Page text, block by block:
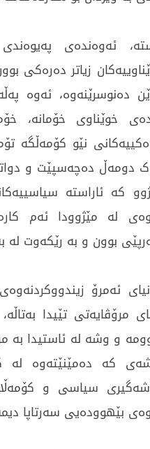
ئەوەندەی
زیاتر دەرەکی
دەنوسرێنەوە، ئەوە
خوێناوی خۆمانە،
نێو کۆمەڵگە
دومەڵ دەچەسپێت و
کە ئاراستە
لە مێژوودا ئەم
بوون و بە رێکەوت لە
ئەمرۆ
مرۆڤایەتی تێیدا
و وشە لە ئاستیدا بە
کە دەمێنێتەوە لە
سیاسی و
بێهوودەیی سەرتاپا